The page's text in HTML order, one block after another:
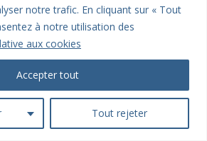
notre trafic. En cliquant sur « Tout
à notre utilisation des
aux cookies
Tout rejeter
Accepter tout
aide à situer votre véhicule
ne vous forcera pas à changer du
mais le monde automobile, lui,
de cette
interdiction de
thermiques?? Elle marque bien